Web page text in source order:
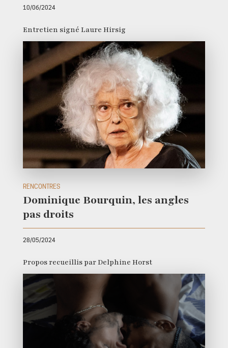
10/06/2024
Entretien signé Laure Hirsig
RENCONTRES
Dominique Bourquin, les angles
pas droits
28/05/2024
Propos recueillis par Delphine Horst